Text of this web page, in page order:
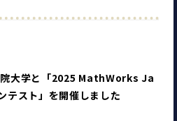
大学と「2025 MathWorks Ja
テスト」を開催しました